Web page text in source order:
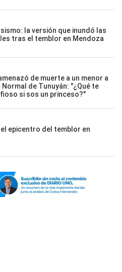
la versión que inundó las
tras el temblor en Mendoza
de muerte a un menor a
Normal de Tunuyán: "¿Qué te
si sos un princeso?"
epicentro del temblor en